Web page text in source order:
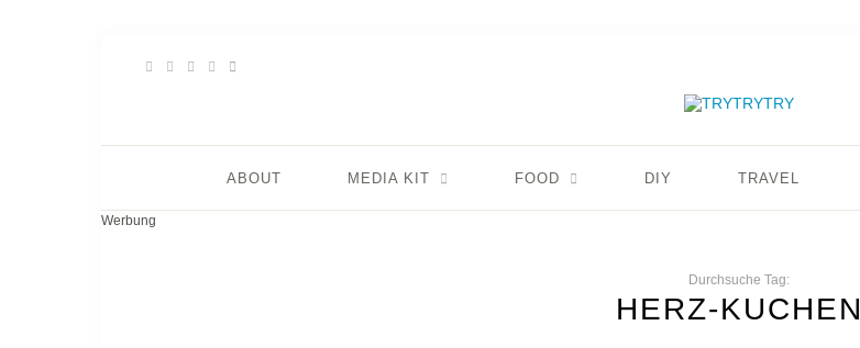
ABOUT MEDIA KIT FOOD DIY TRAVEL
Werbung
Durchsuche Tag:
HERZ-KUCHEN